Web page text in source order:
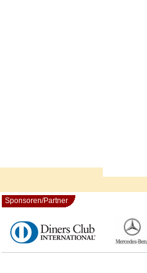
Sponsoren/Partner